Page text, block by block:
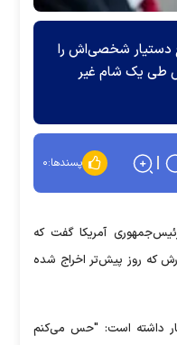
دستیار شخصی‌اش را
طی یک شام غیر
پسندها:۰
آمریکا گفت که
که روز پیش‌تر اخراج شده
داشته است: "حس می‌کنم